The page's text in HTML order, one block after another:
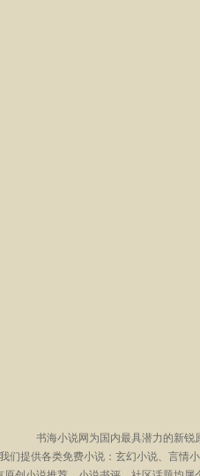
书海小说网为国内最具潜力的新
我们提供各类免费小说：玄幻小说、言情